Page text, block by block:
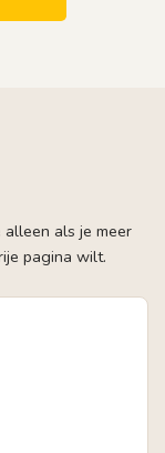
als je meer
pagina wilt.